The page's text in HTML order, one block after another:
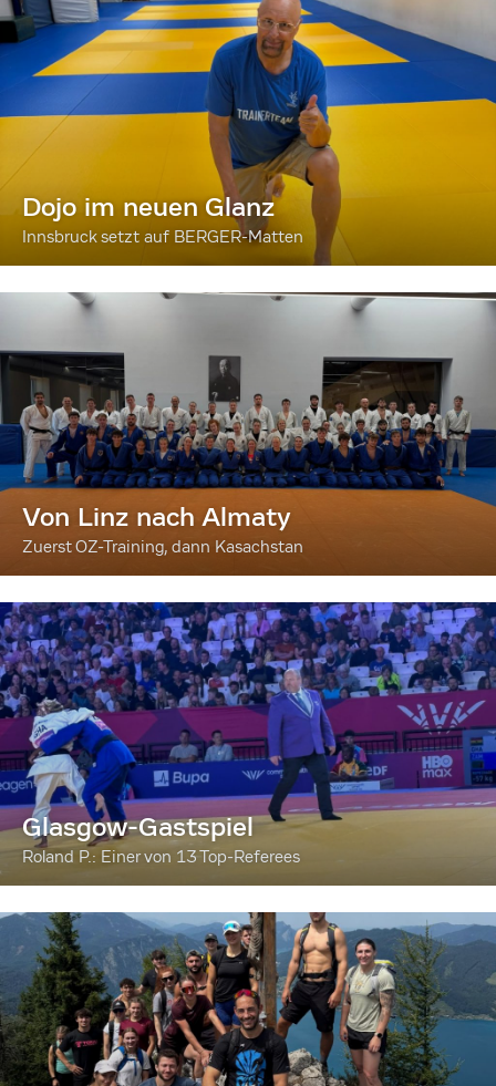
Dojo im neuen Glanz
Innsbruck setzt auf BERGER-Matten
Von Linz nach Almaty
Zuerst OZ-Training, dann Kasachstan
Glasgow-Gastspiel
Roland P.: Einer von 13 Top-Referees